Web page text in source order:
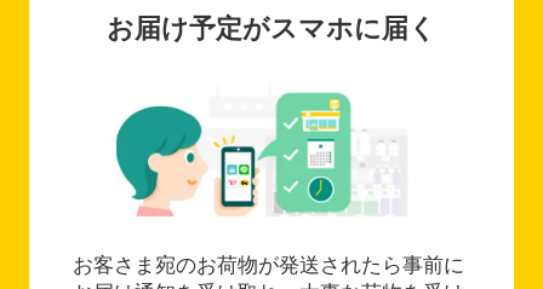
お届け予定がスマホに届く
お客さま宛のお荷物が発送されたら事前に